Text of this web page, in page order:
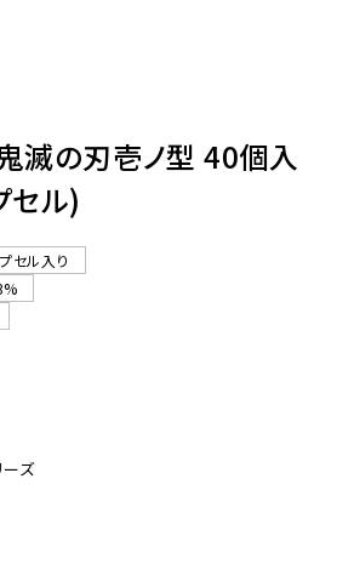
7659
滅の刃壱ノ型 40個入
セル)
セル入り
ーズ